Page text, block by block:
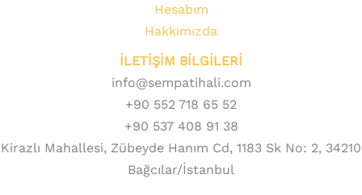
Hesabım
Hakkımızda
İLETİŞİM BİLGİLERİ
info@sempatihali.com
+90 552 718 65 52
+90 537 408 91 38
Kirazlı Mahallesi, Zübeyde Hanım Cd, 1183 Sk No: 2, 34210
Bağcılar/İstanbul